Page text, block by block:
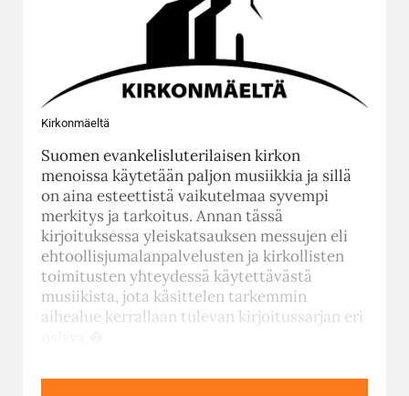
Kirkonmäeltä
Suomen evankelisluterilaisen kirkon
menoissa käytetään paljon musiikkia ja sillä
on aina esteettistä vaikutelmaa syvempi
merkitys ja tarkoitus. Annan tässä
kirjoituksessa yleiskatsauksen messujen eli
ehtoollisjumalanpalvelusten ja kirkollisten
toimitusten yhteydessä käytettävästä
musiikista, jota käsittelen tarkemmin
aihealue kerrallaan tulevan kirjoitussarjan eri